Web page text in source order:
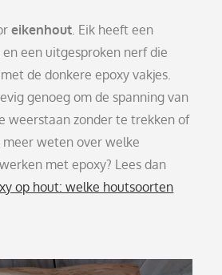
eikenhout. Eik heeft een
een uitgesproken nerf die
de donkere epoxy vakjes.
genoeg om de spanning van
weerstaan zonder te trekken of
weten over welke
met epoxy? Lees dan
op hout: welke houtsoorten